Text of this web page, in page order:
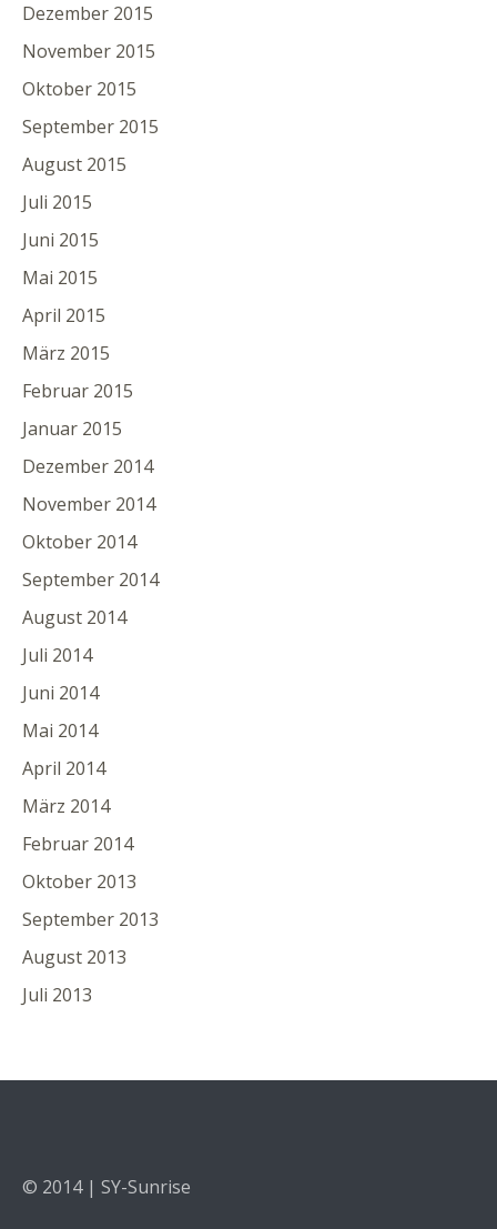
Dezember 2015
November 2015
Oktober 2015
September 2015
August 2015
Juli 2015
Juni 2015
Mai 2015
April 2015
März 2015
Februar 2015
Januar 2015
Dezember 2014
November 2014
Oktober 2014
September 2014
August 2014
Juli 2014
Juni 2014
Mai 2014
April 2014
März 2014
Februar 2014
Oktober 2013
September 2013
August 2013
Juli 2013
© 2014 | SY-Sunrise